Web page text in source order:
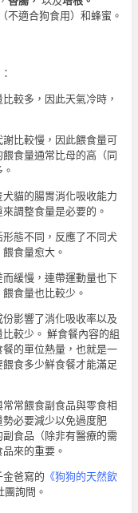
不適合狗食用）和蜂蜜。
較多，因此天氣冷時，
比較慢，因此餵食量可
食量通常比母的高（同
貓的腸胃消化吸收能力
調整食量是必要的。
態不同，反應了不同犬
食量愈大。
緩慢，連帶運動量也下
食量也比較少。
影響了消化吸收率以及
較少。 鮮食餐內容的組
的單位熱量，也就是一
食多少鮮食餐才能滿足
常餵食副食品與零食相
必要減少以免過度肥
食品（除非有醫療的需
來的重要。
爸寫的 《狗狗的天然飲
團詢問。